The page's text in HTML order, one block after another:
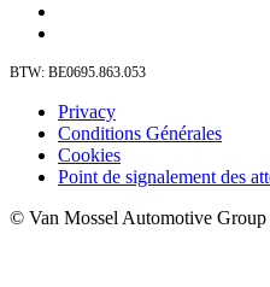
BTW: BE0695.863.053
Privacy
Conditions Générales
Cookies
Point de signalement des
© Van Mossel Automotive Group